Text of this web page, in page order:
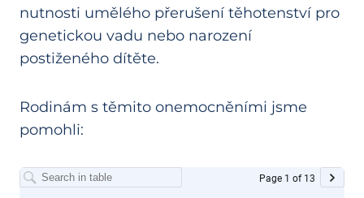
nutnosti umělého přerušení těhotenství pro
genetickou vadu nebo narození
postiženého dítěte.
Rodinám s těmito onemocněními jsme
pomohli: